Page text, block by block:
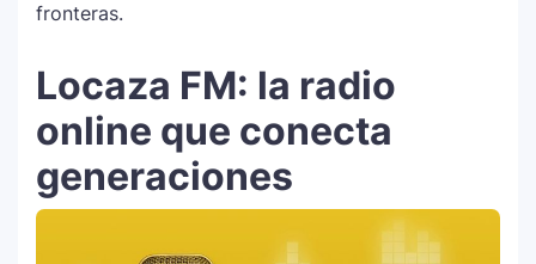
fronteras.
Locaza FM: la radio
online que conecta
generaciones